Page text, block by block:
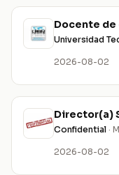
Docente de
Universidad
2026-08-02
Director(a)
Confidential ·
2026-08-02